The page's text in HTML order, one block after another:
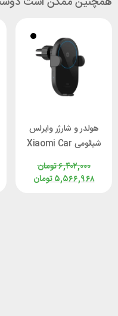
هولدر و شارژر وایرلس
شیائومی Xiaomi Car
توان 30 وات
تومان۶,۴۰۲,۰۰۰
تومان۵,۵۶۶,۹۶۸